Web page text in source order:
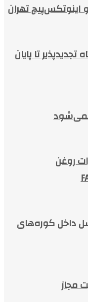
اینوتکس‌پیچ تهران
تجدیدپذیر تا پایان
روغن
داخل کوره‌های